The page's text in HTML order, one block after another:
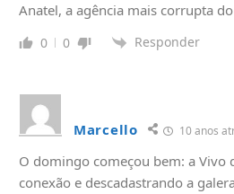
Anatel, a agência mais corrupta
0 0 Responder
Marcello 10 anos
O domingo começou bem: a Vivo
conexão e descadastrando a